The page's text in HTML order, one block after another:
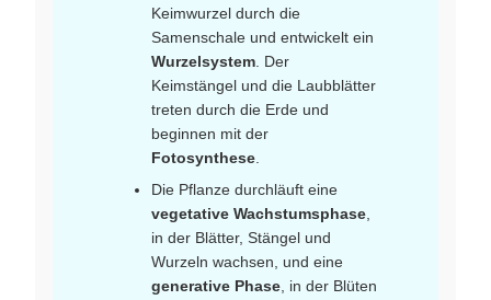
Keimwurzel durch die
Samenschale und entwickelt ein
Wurzelsystem. Der
Keimstängel und die Laubblätter
treten durch die Erde und
beginnen mit der
Fotosynthese.
Die Pflanze durchläuft eine
vegetative Wachstumsphase,
in der Blätter, Stängel und
Wurzeln wachsen, und eine
generative Phase, in der Blüten